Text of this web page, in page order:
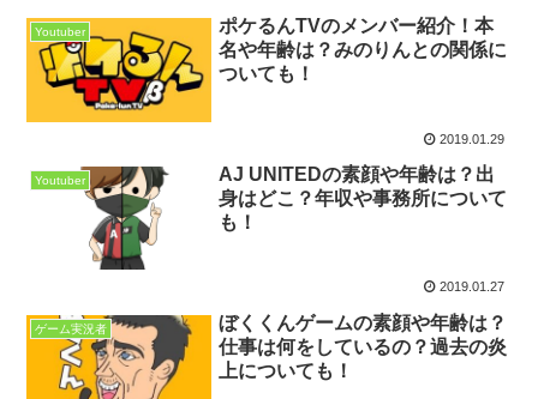
Youtuber
ポケるんTVのメンバー紹介！本
名や年齢は？みのりんとの関係に
ついても！
2019.01.29
Youtuber
AJ UNITEDの素顔や年齢は？出
身はどこ？年収や事務所について
も！
2019.01.27
ゲーム実況者
ぼくくんゲームの素顔や年齢は？
仕事は何をしているの？過去の炎
上についても！